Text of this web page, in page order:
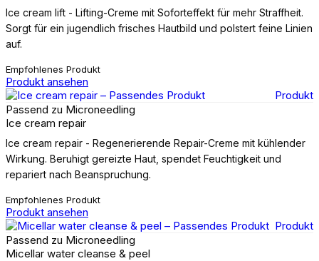
Ice cream lift - Lifting-Creme mit Soforteffekt für mehr Straffheit.
Sorgt für ein jugendlich frisches Hautbild und polstert feine Linien
auf.
Empfohlenes Produkt
Produkt ansehen
Produkt
Passend zu Microneedling
Ice cream repair
Ice cream repair - Regenerierende Repair-Creme mit kühlender
Wirkung. Beruhigt gereizte Haut, spendet Feuchtigkeit und
repariert nach Beanspruchung.
Empfohlenes Produkt
Produkt ansehen
Produkt
Passend zu Microneedling
Micellar water cleanse & peel